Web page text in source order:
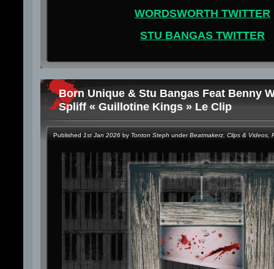
WORDSWORTH TWITTER
STU BANGAS TWITTER
Born Unique & Stu Bangas Feat Benny
Spliff « Guillotine Kings » Le Clip
Published 1st Jan 2026 by Tonton Steph underBeatmakerz Clips & Videos